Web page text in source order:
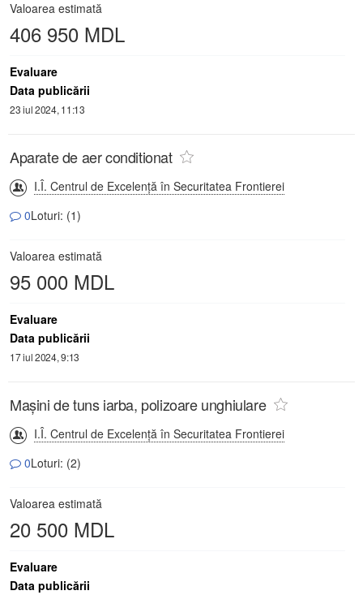
Valoarea estimată
406 950 MDL
Evaluare
Data publicării
23 iul 2024, 11:13
Aparate de aer conditionat
I.Î. Centrul de Excelență în Securitatea Frontierei
0Loturi: (1)
Valoarea estimată
95 000 MDL
Evaluare
Data publicării
17 iul 2024, 9:13
Mașini de tuns iarba, polizoare unghiulare
I.Î. Centrul de Excelență în Securitatea Frontierei
0Loturi: (2)
Valoarea estimată
20 500 MDL
Evaluare
Data publicării